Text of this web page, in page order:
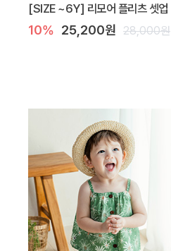
[SIZE ~6Y] 리모어 플리츠 셋업
10% 25,200원 28,000원